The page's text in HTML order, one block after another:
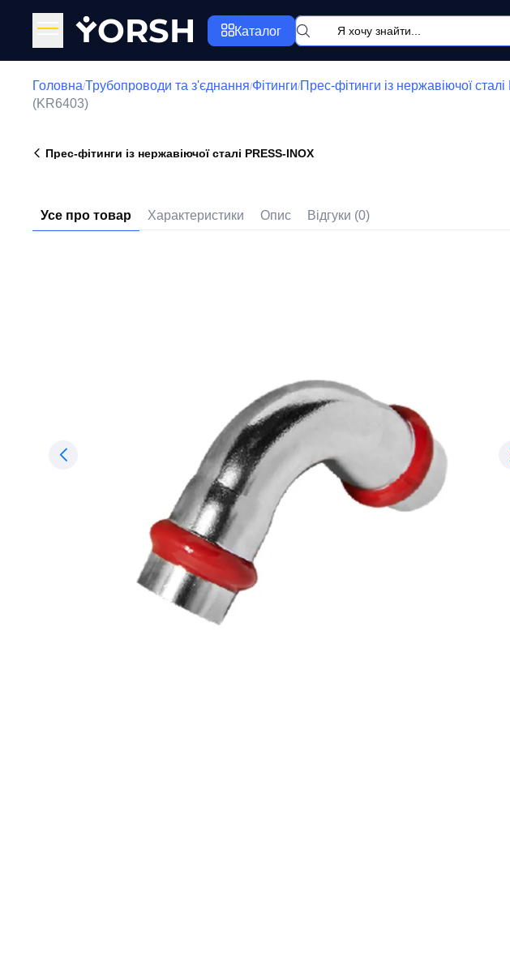
YORSH Каталог
Головна/Трубопроводи та з'єднання/Фітинги/Прес-фітинги із нержавіючої
(KR6403)
Прес-фітинги із нержавіючої сталі PRESS-INOX
Усе про товар Характеристики Опис Відгуки (0)